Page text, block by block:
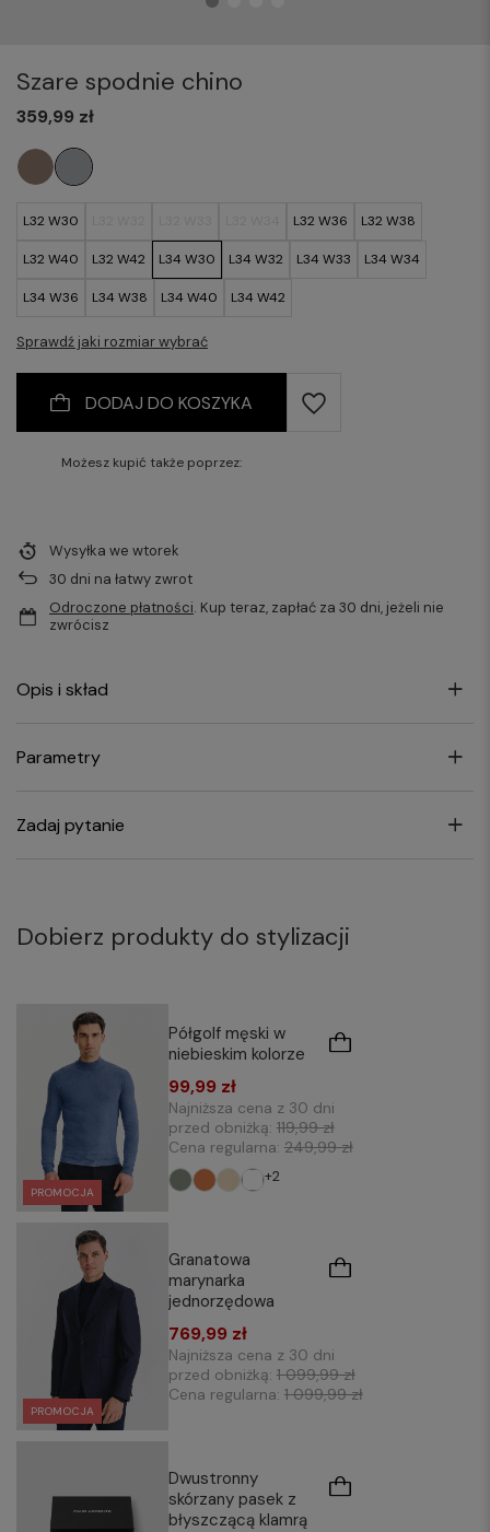
Szare spodnie chino
L32 W30 L32 W36 L32 W38
L32 W40 L32 W42 L34 W30 L34 W32 L34 W33 L34 W34
L34 W36 L34 W38 L34 W40 L34 W42
Sprawdź jaki rozmiar wybrać
359,99 zł
DODAJ DO KOSZYKA
Możesz kupić także poprzez:
Wysyłka we wtorek
30 dni na łatwy zwrot
Odroczone płatności. Kup teraz, zapłać za 30 dni, jeżeli nie
zwrócisz
Opis i skład
Parametry
Zadaj pytanie
Dobierz produkty do stylizacji
PROMOCJA
Półgolf męski w
niebieskim kolorze
99,99 zł
Najniższa cena z 30 dni
przed obniżką: 119,99 zł
Cena regularna: 249,99 zł
+2
PROMOCJA
Granatowa
marynarka
jednorzędowa
769,99 zł
Najniższa cena z 30 dni
przed obniżką: 1 099,99 zł
Cena regularna: 1 099,99 zł
Dwustronny
skórzany pasek z
błyszczącą klamrą